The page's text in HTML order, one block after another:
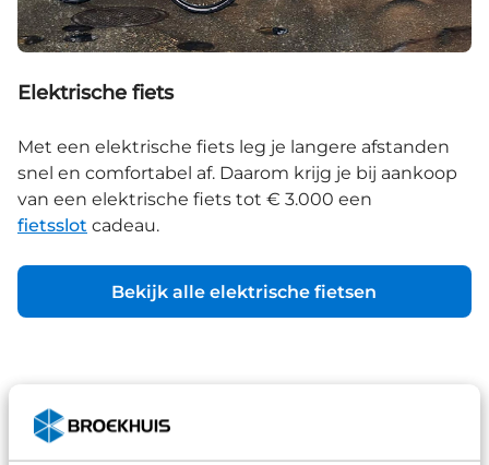
Elektrische fiets
Met een elektrische fiets leg je langere afstanden
snel en comfortabel af. Daarom krijg je bij aankoop
van een elektrische fiets tot € 3.000 een
fietsslot cadeau.
Bekijk alle elektrische fietsen
Maak je woon-werkverkeer nog comfortabeler met